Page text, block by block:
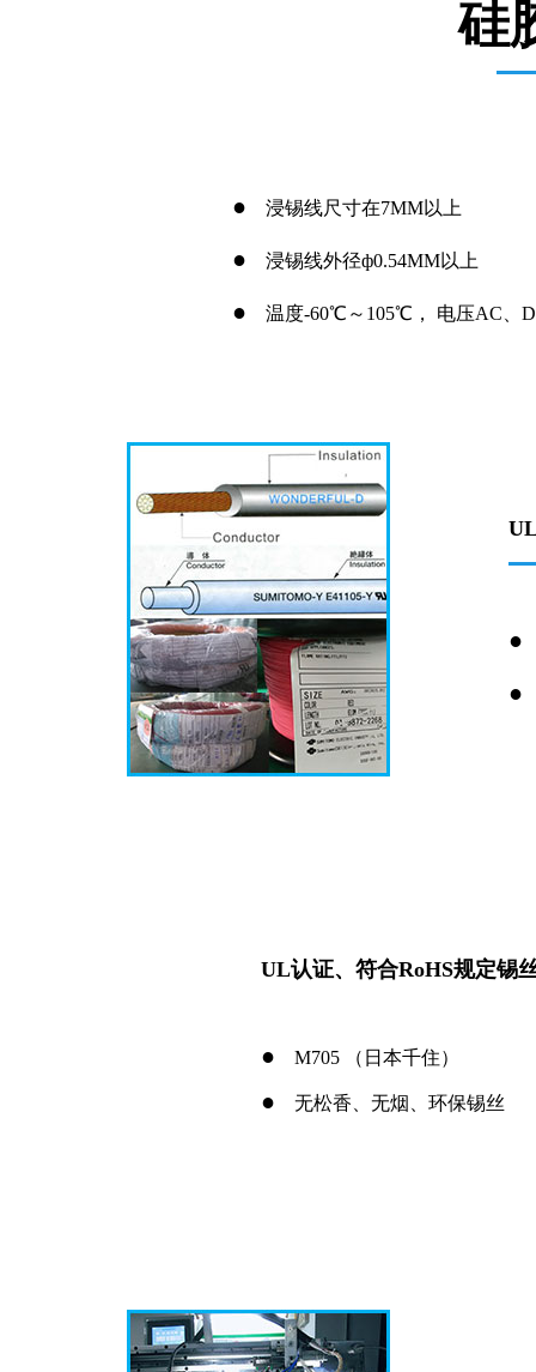
硅
● 浸锡线尺寸在7MM以上
● 浸锡线外径ф0.54MM以上
● 温度-60℃～105℃， 电压AC、
●
●
UL认证、符合RoHS规定锡
● M705 （日本千住）
● 无松香、无烟、环保锡丝